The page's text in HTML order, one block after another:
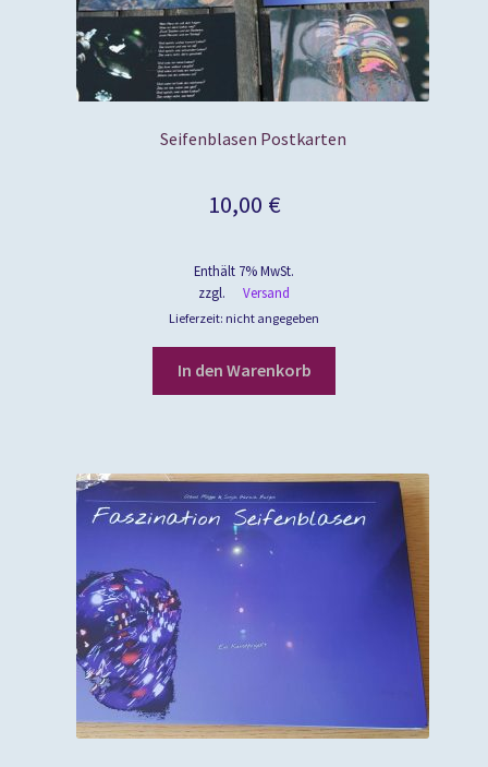
Seifenblasen Postkarten
10,00 €
Enthält 7% MwSt.
zzgl.
Versand
Lieferzeit: nicht angegeben
In den Warenkorb